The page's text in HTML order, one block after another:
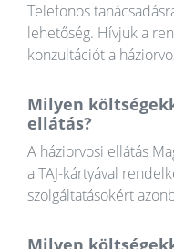
Telefonos
lehetőség. Hívjuk a
konzultációt a
Milyen
ellátás?
A háziorvosi ellátás
a TAJ-kártyával
szolgáltatásokért